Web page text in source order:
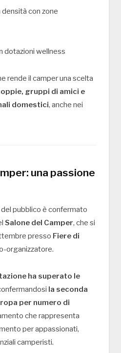
con zone
dotazioni wellness
rende il camper una scelta
gruppi di amici e
domestici, anche nei
una passione
pubblico è confermato
Salone del Camper, che si
presso Fiere di
organizzatore.
ha superato le
la seconda
per numero di
che rappresenta
per appassionati,
camperisti.